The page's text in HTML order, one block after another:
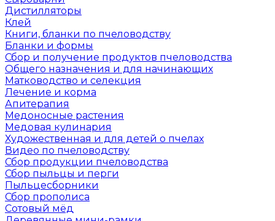
Дистилляторы
Клей
Книги, бланки по пчеловодству
Бланки и формы
Сбор и получение продуктов пчеловодства
Общего назначения и для начинающих
Матководство и селекция
Лечение и корма
Апитерапия
Медоносные растения
Медовая кулинария
Художественная и для детей о пчелах
Видео по пчеловодству
Сбор продукции пчеловодства
Сбор пыльцы и перги
Пыльцесборники
Сбор прополиса
Сотовый мёд